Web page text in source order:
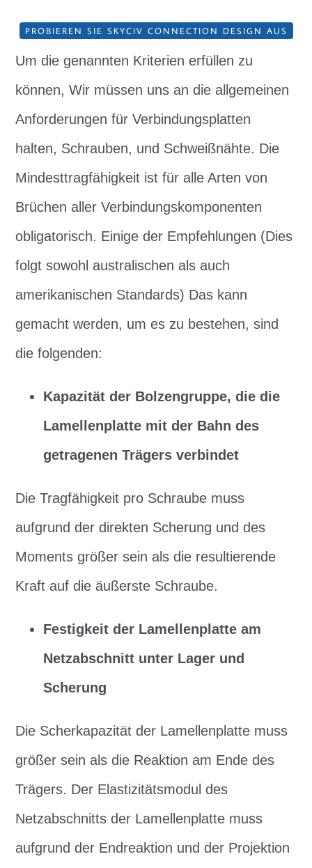
PROBIEREN SIE SKYCIV CONNECTION DESIGN AUS
Um die genannten Kriterien erfüllen zu
können, Wir müssen uns an die allgemeinen
Anforderungen für Verbindungsplatten
halten, Schrauben, und Schweißnähte. Die
Mindesttragfähigkeit ist für alle Arten von
Brüchen aller Verbindungskomponenten
obligatorisch. Einige der Empfehlungen (Dies
folgt sowohl australischen als auch
amerikanischen Standards) Das kann
gemacht werden, um es zu bestehen, sind
die folgenden:
Kapazität der Bolzengruppe, die die
Lamellenplatte mit der Bahn des
getragenen Trägers verbindet
Die Tragfähigkeit pro Schraube muss
aufgrund der direkten Scherung und des
Moments größer sein als die resultierende
Kraft auf die äußerste Schraube.
Festigkeit der Lamellenplatte am
Netzabschnitt unter Lager und
Scherung
Die Scherkapazität der Lamellenplatte muss
größer sein als die Reaktion am Ende des
Trägers. Der Elastizitätsmodul des
Netzabschnitts der Lamellenplatte muss
aufgrund der Endreaktion und der Projektion